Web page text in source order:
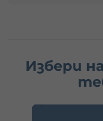
Избери